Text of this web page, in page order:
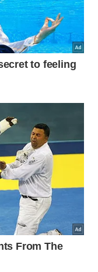
estendidas
de
água
no
nitrogênio